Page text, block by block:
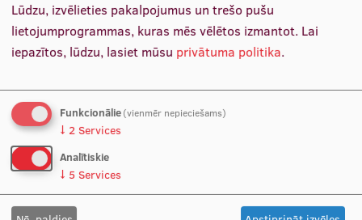
Pedagoģiskās izaugsmes centrs
Kvalifikācijas atbilstības pārbaude
Pētniecība
Zinātniskie institūti un laboratorijas
Lūdzu, izvēlieties pakalpojumus un trešo pušu
lietojumprogrammas, kuras mēs vēlētos izmantot. Lai
iepazītos, lūdzu, lasiet mūsu privātuma politika.
Funkcionālie(vienmēr nepieciešams)
↓ 2 Services
Analītiskie
↓ 5 Services